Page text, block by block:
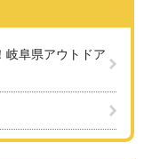
岐阜県アウトドア